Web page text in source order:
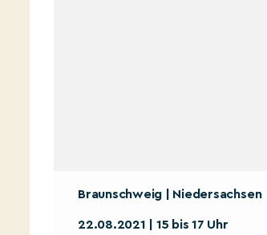
Braunschweig | Niedersachsen
22.08.2021 | 15 bis 17 Uhr